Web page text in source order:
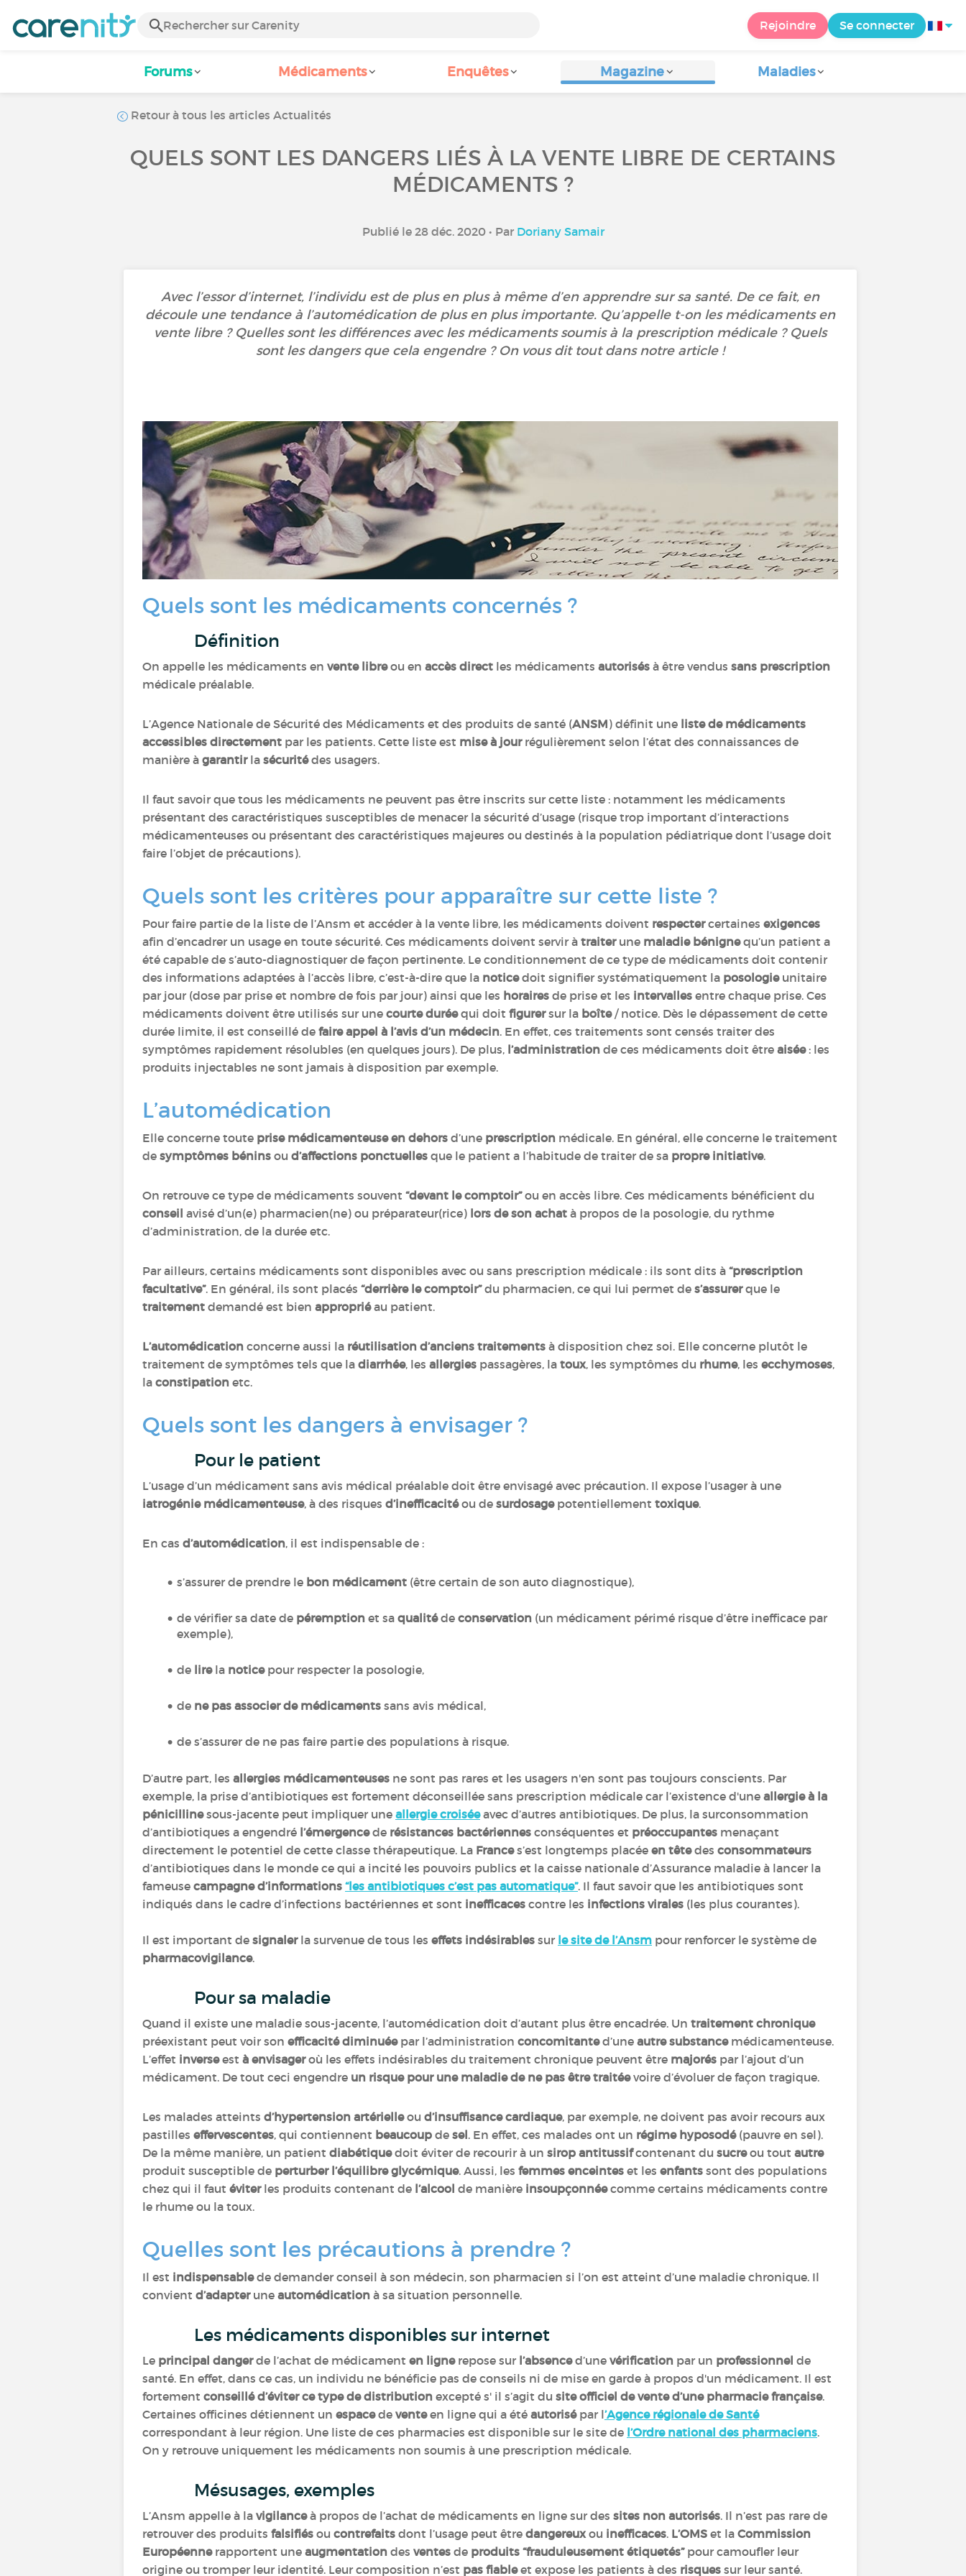
Rejoindre Se connecter
Forums Médicaments Enquêtes Magazine Maladies
Retour à tous les articles Actualités
QUELS SONT LES DANGERS LIÉS À LA VENTE LIBRE DE CERTAINS
MÉDICAMENTS ?
Publié le 28 déc. 2020 • Par Doriany Samair
Avec l’essor d’internet, l’individu est de plus en plus à même d’en apprendre sur sa santé. De ce fait, en
découle une tendance à l’automédication de plus en plus importante. Qu’appelle t-on les médicaments en
vente libre ? Quelles sont les différences avec les médicaments soumis à la prescription médicale ? Quels
sont les dangers que cela engendre ? On vous dit tout dans notre article !
Quels sont les médicaments concernés ?
Définition
On appelle les médicaments en vente libreou en accès direct les médicaments autorisés à être vendus sans prescription
médicale préalable.
L’Agence Nationale de Sécurité des Médicaments et des produits de santé (ANSM) définit une liste de médicaments
accessibles directement par les patients. Cette liste est mise à jourrégulièrement selon l’état des connaissances de
manière à garantir la sécuritédes usagers.
Il faut savoir que tous les médicaments ne peuvent pas être inscrits sur cette liste : notamment les médicaments
présentant des caractéristiques susceptibles de menacer la sécurité d’usage (risque trop important d’interactions
médicamenteuses ou présentant des caractéristiques majeures ou destinés à la population pédiatrique dont l’usage doit
faire l’objet de précautions).
Quels sont les critères pour apparaître sur cette liste ?
Pour faire partie de la liste de l’Ansm et accéder à la vente libre, les médicaments doivent respectercertaines exigences
afin d’encadrer un usage en toute sécurité. Ces médicaments doivent servir à traiter une maladie bénignequ’un patient a
été capable de s’auto-diagnostiquer de façon pertinente. Le conditionnement de ce type de médicaments doit contenir
des informations adaptées à l’accès libre, c’est-à-dire que la noticedoit signifier systématiquement la posologie unitaire
par jour (dose par prise et nombre de fois par jour) ainsi que les horaires de prise et les intervalles entre chaque prise. Ces
médicaments doivent être utilisés sur une courte duréequi doit figurersur la boîte/ notice. Dès le dépassement de cette
durée limite, il est conseillé de faire appel à l’avis d’un médecin. En effet, ces traitements sont censés traiter des
symptômes rapidement résolubles (en quelques jours). De plus, l’administration de ces médicaments doit être aisée : les
produits injectables ne sont jamais à disposition par exemple.
L’automédication
Elle concerne toute prise médicamenteuse en dehors d’une prescription médicale. En général, elle concerne le traitement
de symptômes bénins ou d’affections ponctuelles que le patient a l’habitude de traiter de sa propre initiative.
On retrouve ce type de médicaments souvent “devant le comptoir”ou en accès libre. Ces médicaments bénéficient du
conseil avisé d’un(e) pharmacien(ne) ou préparateur(rice) lors de son achat à propos de la posologie, du rythme
d’administration, de la durée etc.
Par ailleurs, certains médicaments sont disponibles avec ou sans prescription médicale : ils sont dits à “prescription
facultative”. En général, ils sont placés “derrière le comptoir”du pharmacien, ce qui lui permet de s’assurerque le
traitement demandé est bien appropriéau patient.
L’automédication concerne aussi la réutilisation d’anciens traitements à disposition chez soi. Elle concerne plutôt le
traitement de symptômes tels que la diarrhée, les allergies passagères, la toux, les symptômes du rhume, les ecchymoses,
la constipation etc.
Quels sont les dangers à envisager ?
Pour le patient
L’usage d’un médicament sans avis médical préalable doit être envisagé avec précaution. Il expose l’usager à une
iatrogénie médicamenteuse, à des risques d’inefficacitéou de surdosage potentiellement toxique.
En cas d’automédication, il est indispensable de :
s’assurer de prendre le bon médicament (être certain de son auto diagnostique),
de vérifier sa date de péremption et sa qualitéde conservation (un médicament périmé risque d’être inefficace par
exemple),
de lire la notice pour respecter la posologie,
de ne pas associer de médicamentssans avis médical,
de s’assurer de ne pas faire partie des populations à risque.
D’autre part, les allergies médicamenteuses ne sont pas rares et les usagers n'en sont pas toujours conscients. Par
exemple, la prise d’antibiotiques est fortement déconseillée sans prescription médicale car l’existence d'une allergie à la
pénicillinesous-jacente peut impliquer une allergie croiséeavec d’autres antibiotiques. De plus, la surconsommation
d’antibiotiques a engendré l’émergencede résistances bactériennes conséquentes et préoccupantes menaçant
directement le potentiel de cette classe thérapeutique. La Frances’est longtemps placée en têtedes consommateurs
d’antibiotiques dans le monde ce qui a incité les pouvoirs publics et la caisse nationale d’Assurance maladie à lancer la
fameuse campagne d’informations “les antibiotiques c’est pas automatique”. Il faut savoir que les antibiotiques sont
indiqués dans le cadre d’infections bactériennes et sont inefficaces contre les infections virales (les plus courantes).
Il est important de signaler la survenue de tous les effets indésirables sur le site de l’Ansm pour renforcer le système de
pharmacovigilance.
Pour sa maladie
Quand il existe une maladie sous-jacente, l’automédication doit d’autant plus être encadrée. Un traitement chronique
préexistant peut voir son efficacité diminuée par l’administration concomitanted’une autre substance médicamenteuse.
L’effet inverseest à envisageroù les effets indésirables du traitement chronique peuvent être majorés par l’ajout d’un
médicament. De tout ceci engendre un risque pour une maladie de ne pas être traitéevoire d’évoluer de façon tragique.
Les malades atteints d’hypertension artérielleou d’insuffisance cardiaque, par exemple, ne doivent pas avoir recours aux
pastilles effervescentes, qui contiennent beaucoup de sel. En effet, ces malades ont un régime hyposodé (pauvre en sel).
De la même manière, un patient diabétiquedoit éviter de recourir à un sirop antitussifcontenant du sucreou tout autre
produit susceptible de perturber l’équilibre glycémique. Aussi, les femmes enceintes et les enfants sont des populations
chez qui il faut éviter les produits contenant de l’alcool de manière insoupçonnéecomme certains médicaments contre
le rhume ou la toux.
Quelles sont les précautions à prendre ?
Il est indispensablede demander conseil à son médecin, son pharmacien si l’on est atteint d’une maladie chronique. Il
convient d’adapter une automédication à sa situation personnelle.
Les médicaments disponibles sur internet
Le principal dangerde l’achat de médicament en ligne repose sur l’absenced’une vérification par un professionnel de
santé. En effet, dans ce cas, un individu ne bénéficie pas de conseils ni de mise en garde à propos d'un médicament. Il est
fortement conseillé d’éviter ce type de distribution excepté s' il s’agit du site officiel de vente d’une pharmacie française.
Certaines officines détiennent un espacede venteen ligne qui a été autorisé par l’Agence régionale de Santé
correspondant à leur région. Une liste de ces pharmacies est disponible sur le site de l’Ordre national des pharmaciens.
On y retrouve uniquement les médicaments non soumis à une prescription médicale.
Mésusages, exemples
L’Ansm appelle à la vigilanceà propos de l’achat de médicaments en ligne sur des sites non autorisés. Il n’est pas rare de
retrouver des produits falsifiés ou contrefaits dont l’usage peut être dangereuxou inefficaces. L’OMS et la Commission
Européenne rapportent une augmentation des ventes de produits “frauduleusement étiquetés” pour camoufler leur
origine ou tromper leur identité. Leur composition n’est pas fiableet expose les patients à des risques sur leur santé.